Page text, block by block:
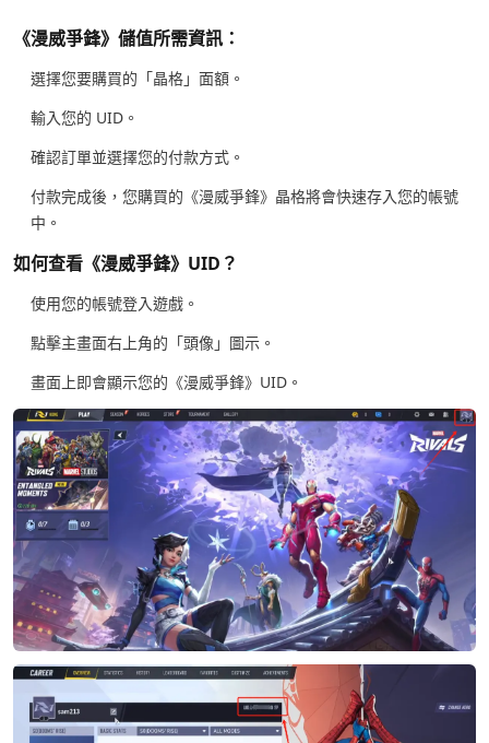
《漫威爭鋒》儲值所需資訊：
選擇您要購買的「晶格」面額。
輸入您的 UID。
確認訂單並選擇您的付款方式。
付款完成後，您購買的《漫威爭鋒》晶格將會快速存入您的帳號
中。
如何查看《漫威爭鋒》UID？
使用您的帳號登入遊戲。
點擊主畫面右上角的「頭像」圖示。
畫面上即會顯示您的《漫威爭鋒》UID。